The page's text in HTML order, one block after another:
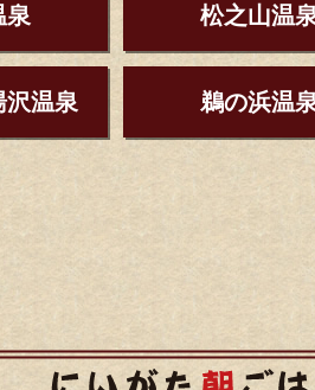
泉 松之山温
沢温泉 鵜の浜温